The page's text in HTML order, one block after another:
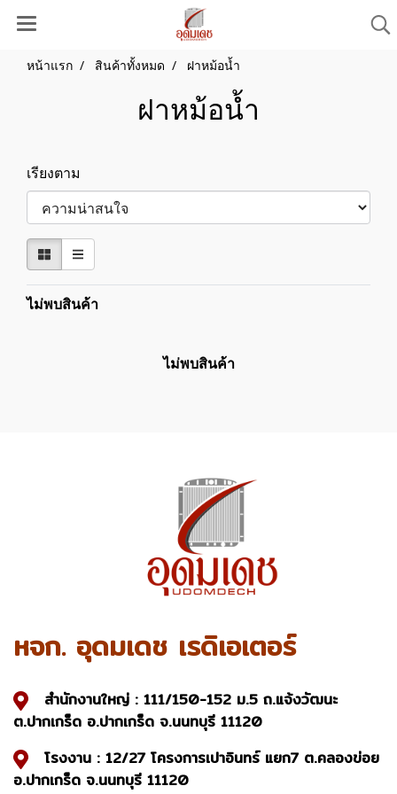
หน้าแรก สินค้าทั้งหมด ฝาหม้อน้ำ
ฝาหม้อน้ำ
เรียงตาม
ไม่พบสินค้า
ไม่พบสินค้า
หจก. อุดมเดช เรดิเอเตอร์
สำนักงานใหญ่ : 111/150-152 ม.5 ถ.แจ้งวัฒนะ
ต.ปากเกร็ด อ.ปากเกร็ด จ.นนทบุรี 11120
โรงงาน : 12/27 โครงการเปาอินทร์ แยก7 ต.คลองข่อย
อ.ปากเกร็ด จ.นนทบุรี 11120